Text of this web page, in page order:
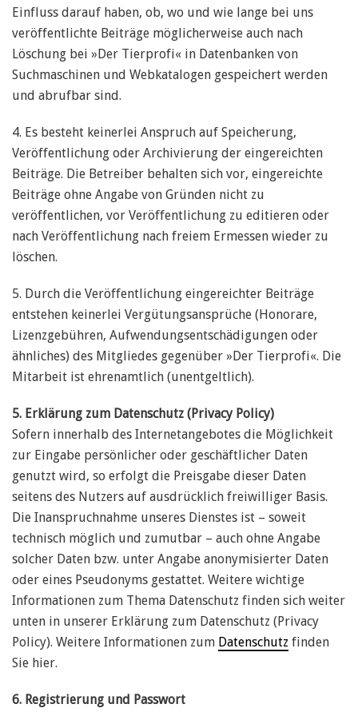
Einfluss darauf haben, ob, wo und wie lange bei uns
veröffentlichte Beiträge möglicherweise auch nach
Löschung bei »Der Tierprofi« in Datenbanken von
Suchmaschinen und Webkatalogen gespeichert werden
und abrufbar sind.
4. Es besteht keinerlei Anspruch auf Speicherung,
Veröffentlichung oder Archivierung der eingereichten
Beiträge. Die Betreiber behalten sich vor, eingereichte
Beiträge ohne Angabe von Gründen nicht zu
veröffentlichen, vor Veröffentlichung zu editieren oder
nach Veröffentlichung nach freiem Ermessen wieder zu
löschen.
5. Durch die Veröffentlichung eingereichter Beiträge
entstehen keinerlei Vergütungsansprüche (Honorare,
Lizenzgebühren, Aufwendungsentschädigungen oder
ähnliches) des Mitgliedes gegenüber »Der Tierprofi«. Die
Mitarbeit ist ehrenamtlich (unentgeltlich).
5. Erklärung zum Datenschutz (Privacy Policy)
Sofern innerhalb des Internetangebotes die Möglichkeit
zur Eingabe persönlicher oder geschäftlicher Daten
genutzt wird, so erfolgt die Preisgabe dieser Daten
seitens des Nutzers auf ausdrücklich freiwilliger Basis.
Die Inanspruchnahme unseres Dienstes ist – soweit
technisch möglich und zumutbar – auch ohne Angabe
solcher Daten bzw. unter Angabe anonymisierter Daten
oder eines Pseudonyms gestattet. Weitere wichtige
Informationen zum Thema Datenschutz finden sich weiter
unten in unserer Erklärung zum Datenschutz (Privacy
Policy). Weitere Informationen zum Datenschutz finden
Sie hier.
6. Registrierung und Passwort